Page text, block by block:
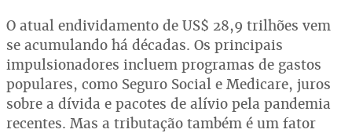
O atual endividamento de US$ 28,9 trilhões vem
se acumulando há décadas. Os principais
impulsionadores incluem programas de gastos
populares, como Seguro Social e Medicare, juros
sobre a dívida e pacotes de alívio pela pandemia
recentes. Mas a tributação também é um fator